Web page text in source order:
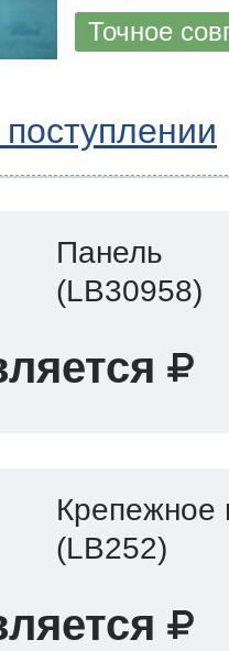
Точное
Панель
(LB30958)
Крепежное
(LB252)